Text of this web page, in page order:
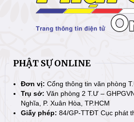
PHẬT SỰ ONLINE
Đơn vị: Cổng thông tin văn phòng
Trụ sở: Văn phòng 2 T.Ư –
Nghĩa, P. Xuân Hòa, TP.HCM
Giấy phép: 84/GP-TTĐT Cục phát